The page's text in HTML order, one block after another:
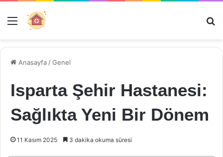
Menü
Anasayfa /Genel
Isparta Şehir Hastanesi:
Sağlıkta Yeni Bir Dönem
11 Kasım 2025 3 dakika okuma süresi